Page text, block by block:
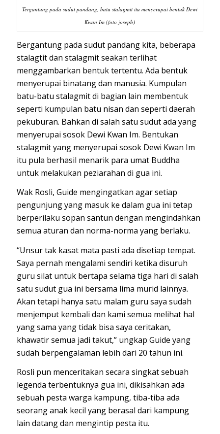
Tergantung pada sudut pandang, batu stalagmit itu menyerupai bentuk Dewi
Kwan Im (foto joseph)
Bergantung pada sudut pandang kita, beberapa
stalagtit dan stalagmit seakan terlihat
menggambarkan bentuk tertentu. Ada bentuk
menyerupai binatang dan manusia. Kumpulan
batu-batu stalagmit di bagian lain membentuk
seperti kumpulan batu nisan dan seperti daerah
pekuburan. Bahkan di salah satu sudut ada yang
menyerupai sosok Dewi Kwan Im. Bentukan
stalagmit yang menyerupai sosok Dewi Kwan Im
itu pula berhasil menarik para umat Buddha
untuk melakukan peziarahan di gua ini.
Wak Rosli, Guide mengingatkan agar setiap
pengunjung yang masuk ke dalam gua ini tetap
berperilaku sopan santun dengan mengindahkan
semua aturan dan norma-norma yang berlaku.
“Unsur tak kasat mata pasti ada disetiap tempat.
Saya pernah mengalami sendiri ketika disuruh
guru silat untuk bertapa selama tiga hari di salah
satu sudut gua ini bersama lima murid lainnya.
Akan tetapi hanya satu malam guru saya sudah
menjemput kembali dan kami semua melihat hal
yang sama yang tidak bisa saya ceritakan,
khawatir semua jadi takut,” ungkap Guide yang
sudah berpengalaman lebih dari 20 tahun ini.
Rosli pun menceritakan secara singkat sebuah
legenda terbentuknya gua ini, dikisahkan ada
sebuah pesta warga kampung, tiba-tiba ada
seorang anak kecil yang berasal dari kampung
lain datang dan mengintip pesta itu.